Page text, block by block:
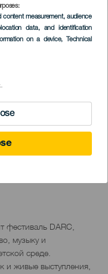
content measurement, audience
data, and identification
on a device, Technical
фестиваль DARC,
музыку и
среде.
и живые выступления,